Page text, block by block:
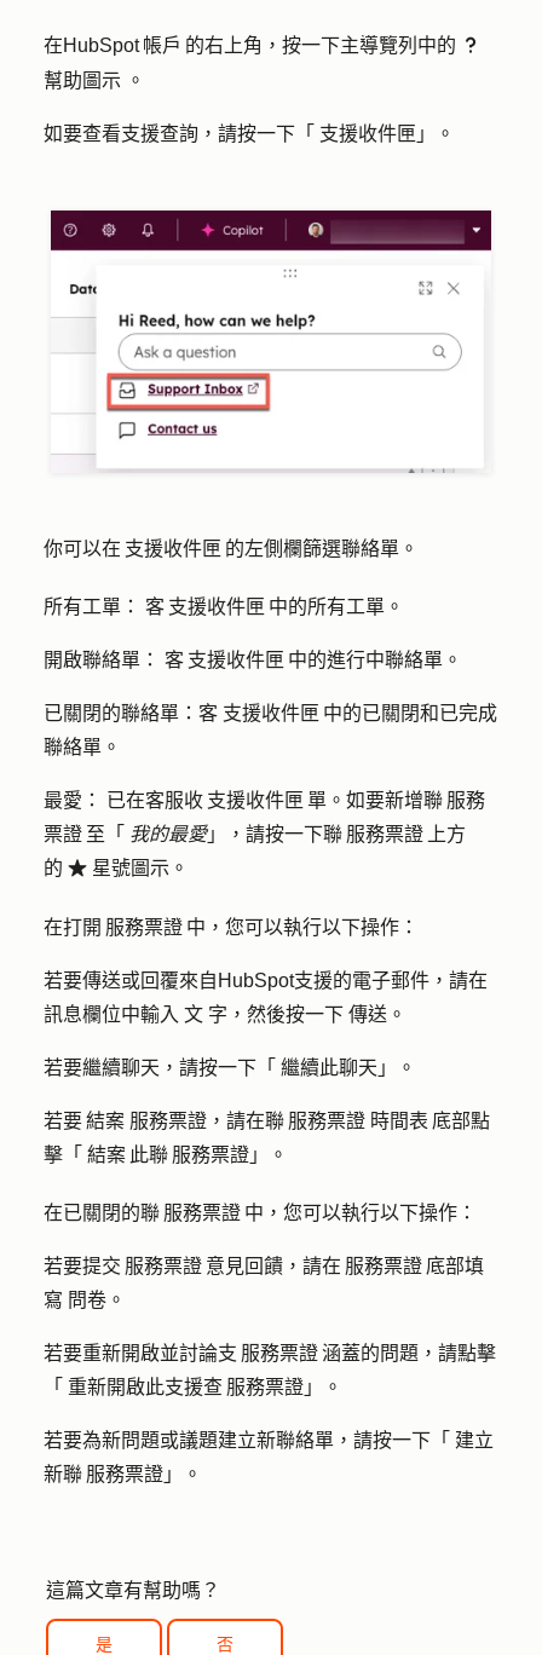
在HubSpot 帳戶 的右上角，按一下主導覽列中的 question
幫助圖示 。
如要查看支援查詢，請按一下「 支援收件匣 」。
你可以在 支援收件匣 的左側欄篩選聯絡單。
所有工單： 客 支援收件匣 中的所有工單。
開啟聯絡單： 客 支援收件匣 中的進行中聯絡單。
已關閉的聯絡單：客 支援收件匣 中的已關閉和已完成
聯絡單。
最愛：
已在客服收 支援收件匣 單。如要新增聯 服務
票證 至「 我的最愛」，請按一下聯 服務票證 上方
的 favorite 星號圖 示。
在打開 服務票證 中，您可以執行以下操作：
若要傳送或回覆來自HubSpot支援的電子郵件，請在
訊息欄位中輸入 文 字，然後按一下 傳送 。
若要繼續聊天，請按一下「 繼續此聊天 」。
若要 結案 服務票證，請在聯 服務票證 時間表 底部點
擊「 結案 此聯 服務票證 」。
在已關閉的聯 服務票證 中，您可以執行以下操作：
若要提交 服務票證 意見回饋，請在 服務票證 底部填
寫 問卷 。
若要重新開啟並討論支 服務票證 涵蓋的問題，請點擊
「 重新開啟此支援查 服務票證 」。
若要為新問題或議題建立新聯絡單，請按一下「 建立
新聯 服務票證 」。
這篇文章有幫助嗎？
是 否